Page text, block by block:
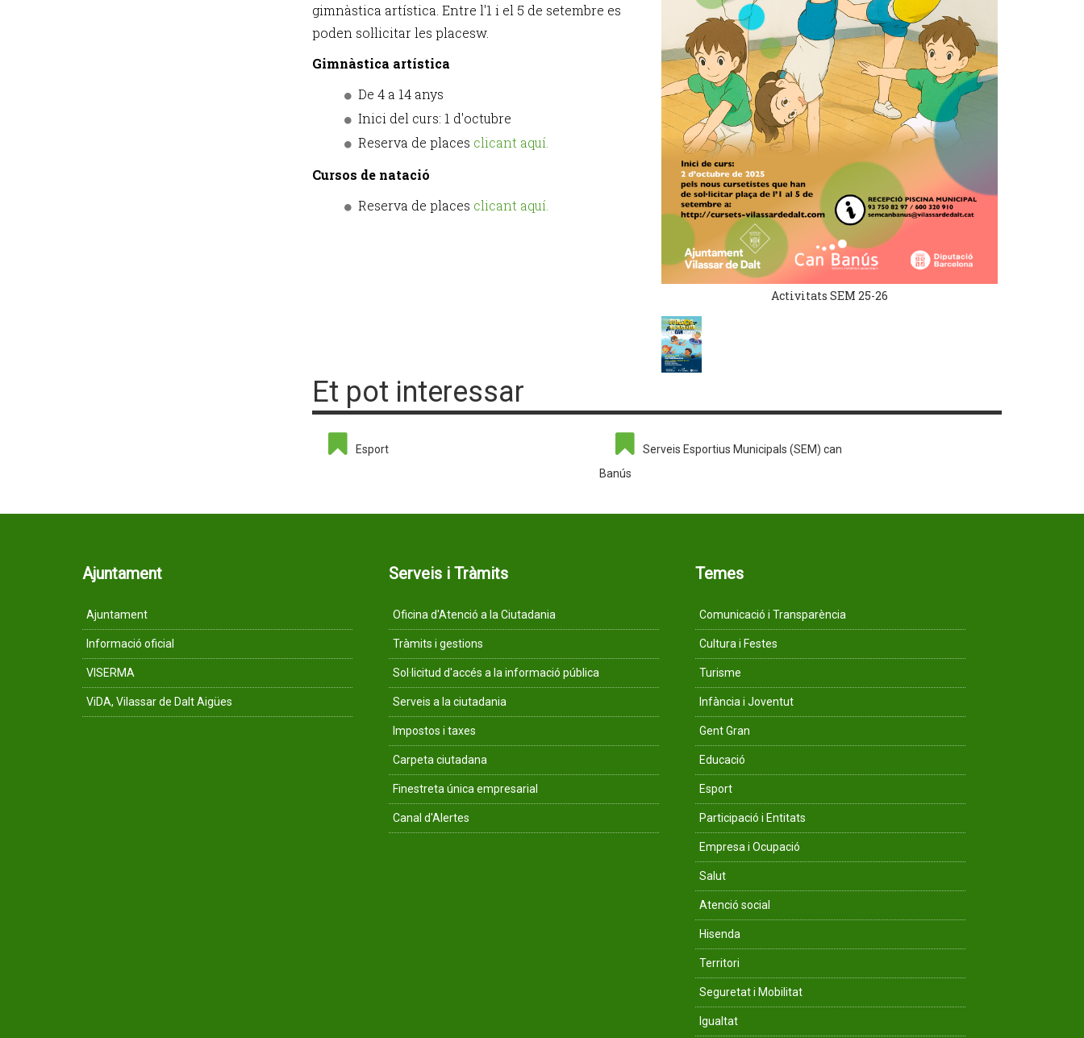
gimnàstica artística. Entre l'1 i el 5 de setembre es
poden sol·licitar les placesw.
Gimnàstica artística
De 4 a 14 anys
Inici del curs: 1 d'octubre
Reserva de places clicant aquí.
Cursos de natació
Reserva de places clicant aquí.
Activitats SEM 25-26
Et pot interessar
Esport
Serveis Esportius Municipals (SEM) can
Banús
Ajuntament
Ajuntament
Informació oficial
VISERMA
ViDA, Vilassar de Dalt Aigües
Serveis i Tràmits
Oficina d'Atenció a la Ciutadania
Tràmits i gestions
Sol·licitud d'accés a la informació pública
Serveis a la ciutadania
Impostos i taxes
Carpeta ciutadana
Finestreta única empresarial
Canal d'Alertes
Temes
Comunicació i Transparència
Cultura i Festes
Turisme
Infància i Joventut
Gent Gran
Educació
Esport
Participació i Entitats
Empresa i Ocupació
Salut
Atenció social
Hisenda
Territori
Seguretat i Mobilitat
Igualtat